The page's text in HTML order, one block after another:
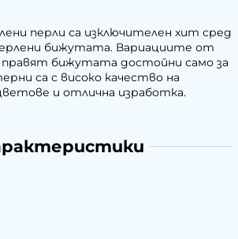
перли са изключителен хит сред
бижутата. Вариациите от
бижутата достойни само за
са с високо качество на
и отлична изработка.